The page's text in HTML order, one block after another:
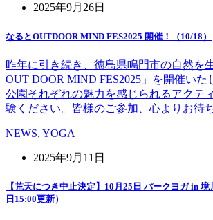
2025年9月26日
なるとOUTDOOR MIND FES2025 開催！（10/18）
昨年に引き続き、徳島県鳴門市の自然を
OUT DOOR MIND FES2025」を開催いた
公園それぞれの魅力を感じられるアクテ
験ください。皆様のご参加、心よりお待
NEWS, YOGA
2025年9月11日
【荒天につき中止決定】10月25日 パークヨガ in
日15:00更新）